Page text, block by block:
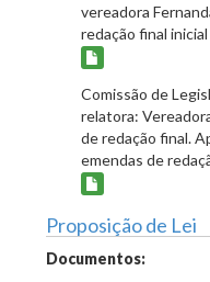
vereadora
redação final inicial
Comissão de
relatora:
de redação final.
emendas de
Proposição de Lei
Documentos: